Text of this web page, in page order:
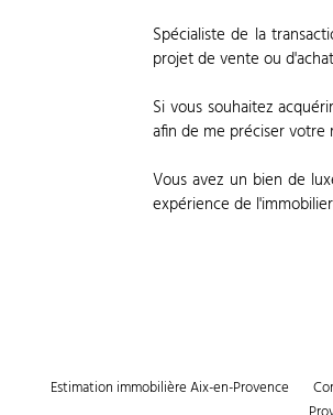
Spécialiste de la
projet de vente ou
Si vous souhaitez
afin de me préciser votre
Vous avez un bien de
expérience de
Estimation immobilière Aix-en-Provence